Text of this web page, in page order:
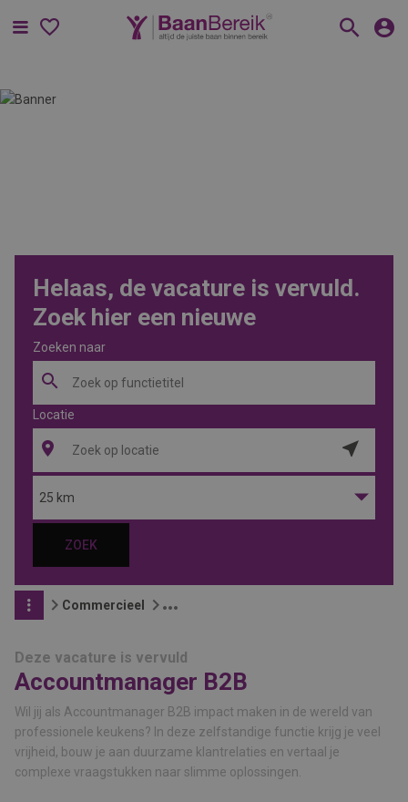
Menu
Helaas, de vacature is vervuld.
Zoek hier een nieuwe
Zoeken naar
Locatie
ophalen
25 km
ZOEK
Commercieel
Deze vacature is vervuld
Accountmanager B2B
Wil jij als Accountmanager B2B impact maken in de wereld van
professionele keukens? In deze zelfstandige functie krijg je veel
vrijheid, bouw je aan duurzame klantrelaties en vertaal je
complexe vraagstukken naar slimme oplossingen.